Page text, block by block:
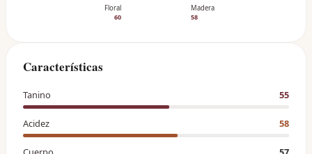
Madera
58
Floral
60
Características
Tanino 55
Acidez 58